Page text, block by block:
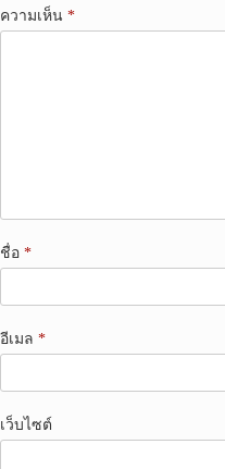
ความเห็น *
ชื่อ *
อีเมล *
เว็บไซต์